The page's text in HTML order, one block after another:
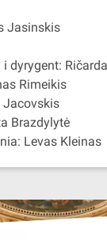
Jasinskis
dyrygent:
Rimeikis
Jacovskis
Brazdylytė
Levas Kleinas